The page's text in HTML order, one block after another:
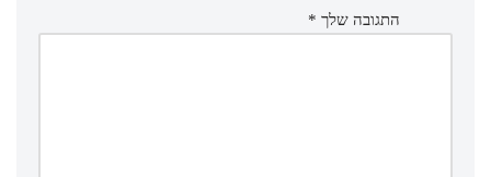
התגובה שלך *